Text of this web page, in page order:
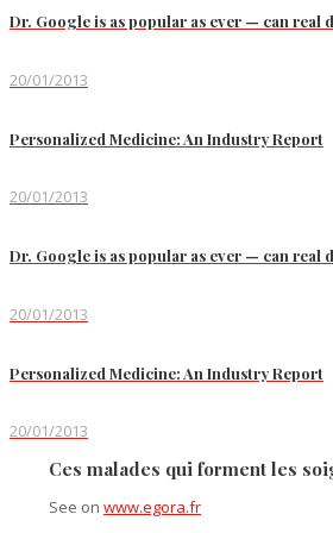
Dr. Google is as popular as ever — can real
20/01/2013
Personalized Medicine: An Industry Report
20/01/2013
Dr. Google is as popular as ever — can real
20/01/2013
Personalized Medicine: An Industry Report
20/01/2013
Ces malades qui forment les
See on www.egora.fr